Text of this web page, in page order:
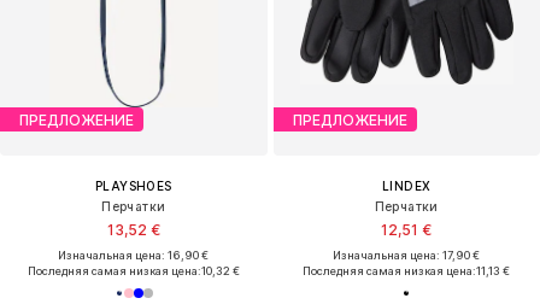
ПРЕДЛОЖЕНИЕ
PLAYSHOES
Перчатки
13,52 €
Изначальная цена: 16,90 €
Последняя самая низкая цена:10,32 €
ПРЕДЛОЖЕНИЕ
LINDEX
Перчатки
12,51 €
Изначальная цена: 17,90 €
Последняя самая низкая цена:11,13 €